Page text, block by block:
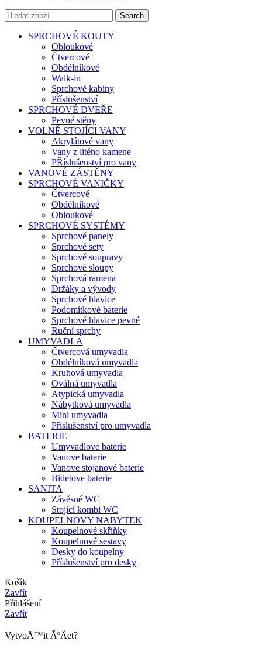
Search
SPRCHOVÉ KOUTY
Obloukové
Čtvercové
Obdélníkové
Walk-in
Sprchové kabiny
Příslušenství
SPRCHOVÉ DVEŘE
Pevné stěny
VOLNĚ STOJÍCI VANY
Akrylátové vany
Vany z litého kamene
PŘíslušenství pro vany
VANOVÉ ZÁSTĚNY
SPRCHOVÉ VANIČKY
Čtvercové
Obdélníkové
Obloukové
SPRCHOVÉ SYSTÉMY
Sprchové panely
Sprchové sety
Sprchové soupravy
Sprchové sloupy
Sprchová ramena
Držáky a vývody
Sprchové hlavice
Podomítkové baterie
Sprchové hlavice pevné
Ruční sprchy
UMYVADLA
Čtvercová umyvadla
Obdélníková umyvadla
Kruhová umyvadla
Oválná umyvadla
Atypická umyvadla
Nábytková umyvadla
Mini umyvadla
Příslušenství pro umyvadla
BATERIE
Umyvadlove baterie
Vanove baterie
Vanove stojanové baterie
Bidetove baterie
SANITA
Závěsné WC
Stojící kombi WC
KOUPELNOVY NABYTEK
Koupelnové skříňky
Koupelnové sestavy
Desky do koupelny
Příslušenství pro desky
Košík
Zavřít
Přihlášení
Zavřít
VytvoÅ™it ÃºÄet?